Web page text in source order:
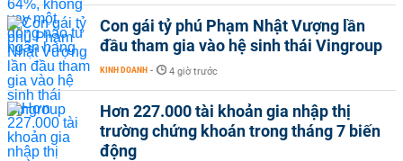
Con gái tỷ phú Phạm Nhật Vượng lần
đầu tham gia vào hệ sinh thái Vingroup
KINH DOANH - 4 giờ trước
Hơn 227.000 tài khoản gia nhập thị
trường chứng khoán trong tháng 7 biến
động